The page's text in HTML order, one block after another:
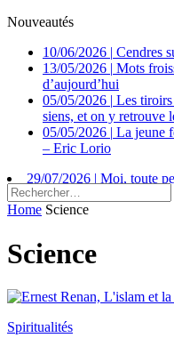
Nouveautés
10/06/2026 | Cendres
13/05/2026 | Mots
d’aujourd’hui
05/05/2026 | Les
siens, et on y retrouve
05/05/2026 | La jeune
– Eric Lorio
29/07/2026 | Moi, toute
Rechercher :
Home Science
Science
Spiritualités